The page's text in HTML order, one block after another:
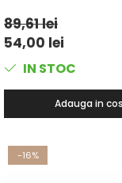
89,61 lei
54,00 lei
IN STOC
Adauga in cos
-16%